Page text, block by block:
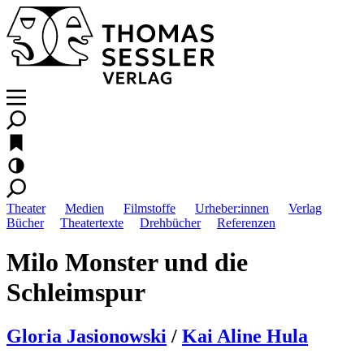
Theater Medien Filmstoffe Urheber:innen
Verlag
Bücher
Theatertexte Drehbücher Referenzen
Milo Monster und die
Schleimspur
Gloria Jasionowski / Kai Aline Hula